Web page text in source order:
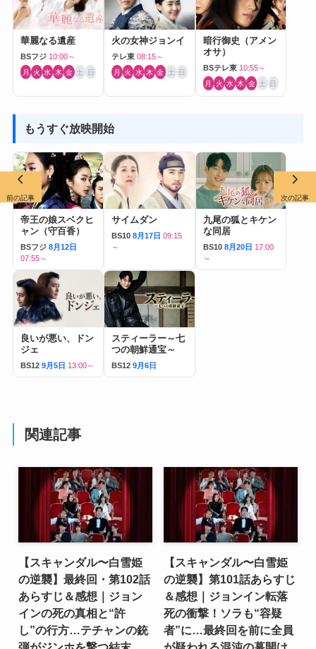
華麗なる遺産
BSフジ 10:00～
月 火 水 木 金 土 日
火の女神ジョンイ
テレ東 08:15～
月 火 水 木 金 土 日
暗行御史（アメン
オサ）
BSテレ東 10:55～
月 火 水 木 金 土 日
もうすぐ放映開始
帝王の娘スベクヒ
ャン（守百香）
BSフジ 8月12日
07:55～
サイムダン
BS10 8月17日 09:15
～
九尾の狐とキケン
な同居
BS10 8月20日 17:00
～
良いが悪い、ドン
ジェ
BS12 9月5日 13:00～
スティーラー～七
つの朝鮮通宝～
BS12 9月6日
関連記事
【スキャンダル〜白雪姫
の逆襲】最終回・第102話
あらすじ＆感想｜ジョン
インの死の真相と“許
し”の行方…テチャンの銃
【スキャンダル〜白雪姫
の逆襲】第101話あらすじ
＆感想｜ジョンイン転落
死の衝撃！ソラも“容疑
者”に…最終回を前に全員
前の記事 次の記事